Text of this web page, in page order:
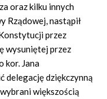
oraz kilku innych
Rządowej, nastąpił
przez
wysuniętej przez
kor. Jana
delegację dziękczynną
większością